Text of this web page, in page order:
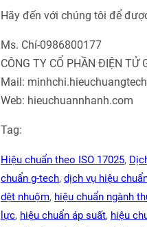
Hãy đến với chúng tôi để
Ms. Chí-0986800177
CÔNG TY CỔ PHẦN ĐIỆN TỬ
Mail:
Web: hieuchuannhanh.com
Tag:
Hiệu chuẩn theo ISO 17025,
chuẩn g-tech, dịch vụ hiệu
dệt nhuộm, hiệu chuẩn ngành
lực, hiệu chuẩn áp suất, hiệu